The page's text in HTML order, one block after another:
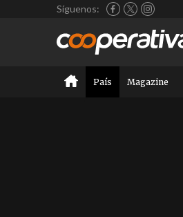
Síguenos:
País Magazine